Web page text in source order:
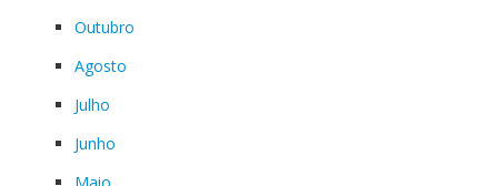
Outubro
Agosto
Julho
Junho